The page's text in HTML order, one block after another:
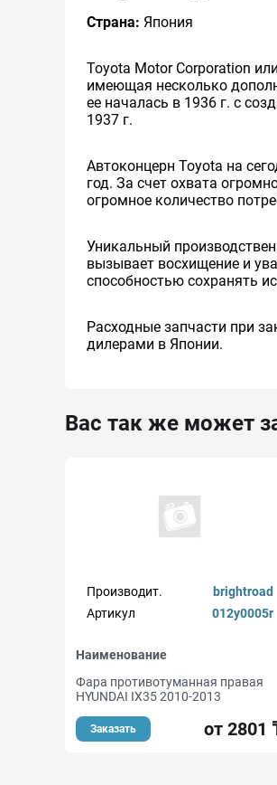
Страна: Япония
Toyota Motor Corporation
имеющая несколько
ее началась в 1936 г. с
1937 г.
Автоконцерн Toyota на
год. За счет охвата
огромное количество
Уникальный
вызывает восхищение и
способностью сохранять
Расходные запчасти при
дилерами в Японии.
Вас так же может
Производит.
brightroad
Артикул
012y0005r
Наименование
Фара противотуманная правая
HYUNDAI IX35 2010-2013
Заказать от 2801